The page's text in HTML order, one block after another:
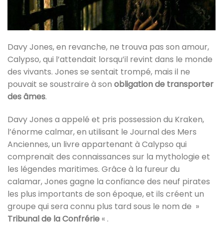
Davy Jones, en revanche, ne trouva pas son amour,
Calypso, qui l’attendait lorsqu’il revint dans le monde
des vivants. Jones se sentait trompé, mais il ne
pouvait se soustraire à son obligation de transporter
des âmes.
Davy Jones a appelé et pris possession du Kraken,
l’énorme calmar, en utilisant le Journal des Mers
Anciennes, un livre appartenant à Calypso qui
comprenait des connaissances sur la mythologie et
les légendes maritimes. Grâce à la fureur du
calamar, Jones gagne la confiance des neuf pirates
les plus importants de son époque, et ils créent un
groupe qui sera connu plus tard sous le nom de »
Tribunal de la Confrérie « .